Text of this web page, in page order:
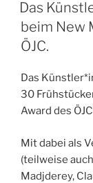
Das
beim New
ÖJC.
Das
30
Award des
Mit dabei als
(teilweise
Madjderey,